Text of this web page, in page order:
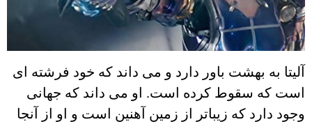
آلیتا به بهشت باور دارد و می داند که خود فرشته ای
است که سقوط کرده است. او می داند که جهانی
وجود دارد که زیباتر از زمین آهنین است و او از آنجا